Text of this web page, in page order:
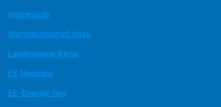
Impressum
Weihnachtsgruß hissu
Landingpage Klima
EE Medatsu
EE-Energie neu